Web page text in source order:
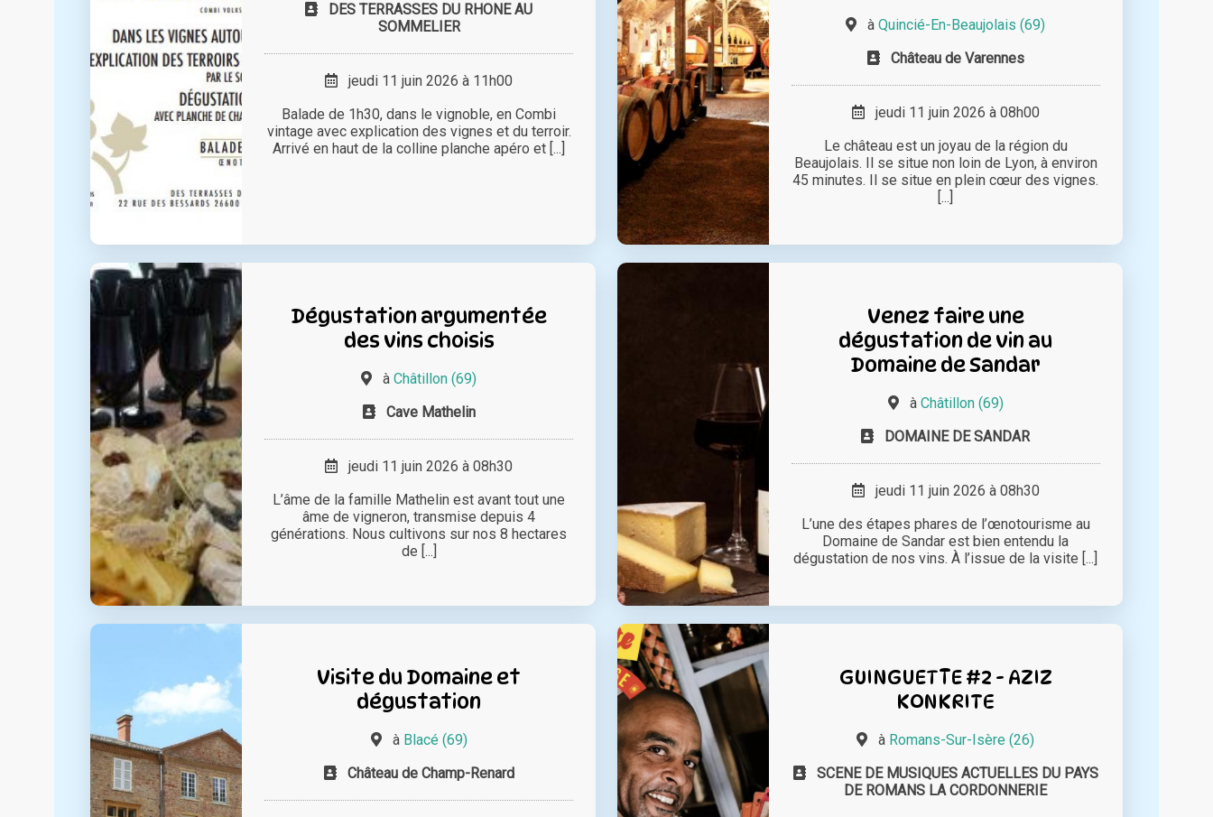
DES TERRASSES DU RHONE AU
SOMMELIER
jeudi 11 juin 2026 à 11h00
Balade de 1h30, dans le vignoble, en Combi
vintage avec explication des vignes et du terroir.
Arrivé en haut de la colline planche apéro et [...]
àQuincié-En-Beaujolais (69)
Château de Varennes
jeudi 11 juin 2026 à 08h00
Le château est un joyau de la région du
Beaujolais. Il se situe non loin de Lyon, à environ
45 minutes. Il se situe en plein cœur des vignes.
[...]
Dégustation argumentée
des vins choisis
àChâtillon (69)
Cave Mathelin
jeudi 11 juin 2026 à 08h30
L’âme de la famille Mathelin est avant tout une
âme de vigneron, transmise depuis 4
générations. Nous cultivons sur nos 8 hectares
de [...]
Venez faire une
dégustation de vin au
Domaine de Sandar
à Châtillon (69)
DOMAINE DE SANDAR
jeudi 11 juin 2026 à 08h30
L’une des étapes phares de l’œnotourisme au
Domaine de Sandar est bien entendu la
dégustation de nos vins. À l’issue de la visite [...]
Visite du Domaine et
dégustation
à Blacé (69)
Château de Champ-Renard
GUINGUETTE #2 - AZIZ
KONKRITE
à Romans-Sur-Isère (26)
SCENE DE MUSIQUES ACTUELLES DU PAYS
DE ROMANS LA CORDONNERIE